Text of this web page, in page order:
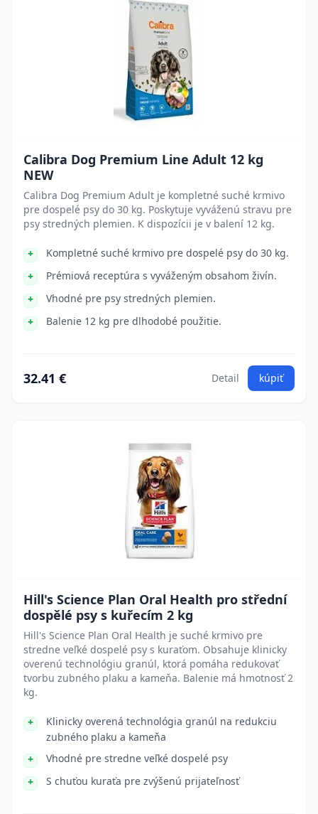
Calibra Dog Premium Line Adult 12 kg
NEW
Calibra Dog Premium Adult je kompletné suché krmivo
pre dospelé psy do 30 kg. Poskytuje vyváženú stravu pre
psy stredných plemien. K dispozícii je v balení 12 kg.
Kompletné suché krmivo pre dospelé psy do 30 kg.
Prémiová receptúra s vyváženým obsahom živín.
Vhodné pre psy stredných plemien.
Balenie 12 kg pre dlhodobé použitie.
32.41 € Detail kúpiť
Hill's Science Plan Oral Health pro střední
dospělé psy s kuřecím 2 kg
Hill's Science Plan Oral Health je suché krmivo pre
stredne veľké dospelé psy s kuraťom. Obsahuje klinicky
overenú technológiu granúl, ktorá pomáha redukovať
tvorbu zubného plaku a kameňa. Balenie má hmotnosť 2
kg.
Klinicky overená technológia granúl na redukciu
zubného plaku a kameňa
Vhodné pre stredne veľké dospelé psy
S chuťou kuraťa pre zvýšenú prijateľnosť